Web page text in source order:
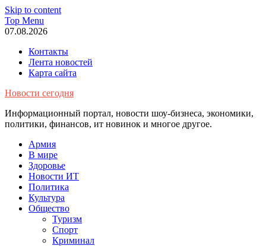
Skip to content
Top Menu
07.08.2026
Контакты
Лента новостей
Карта сайта
Новости сегодня
Информационный портал, новости шоу-бизнеса, экономики,
политики, финансов, ит новинок и многое другое.
Армия
В мире
Здоровье
Новости ИТ
Политика
Культура
Общество
Туризм
Спорт
Криминал